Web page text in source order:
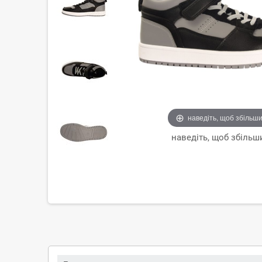
наведіть, щоб
наведіть, щоб